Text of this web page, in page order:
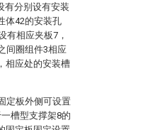
有分别设有安装
体42的安装孔
有相应夹板7，
间圈组件3相应
相应处的安装槽
定板外侧可设置
槽型支撑架8的